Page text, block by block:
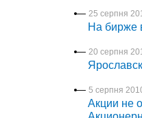
25 серпня
На бирже
20 серпня
5 серпня
Акции не